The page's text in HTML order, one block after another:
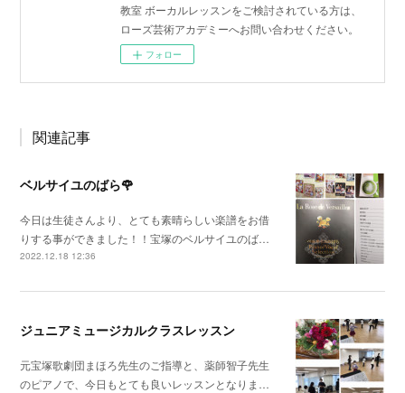
教室 ボーカルレッスンをご検討されている方は、
ローズ芸術アカデミーへお問い合わせください。
フォロー
関連記事
ベルサイユのばら🌹
今日は生徒さんより、とても素晴らしい楽譜をお借
りする事ができました！！宝塚のベルサイユのば…
2022.12.18 12:36
ジュニアミュージカルクラスレッスン
元宝塚歌劇団まほろ先生のご指導と、薬師智子先生
のピアノで、今日もとても良いレッスンとなりま…